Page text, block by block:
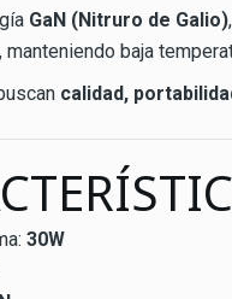
GaN (Nitruro de Galio)
manteniendo baja
calidad,
30W